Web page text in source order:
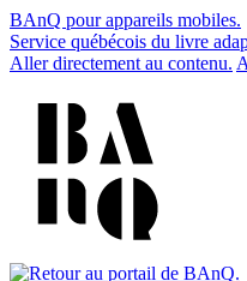
BAnQ pour appareils mobiles.
Service québécois du livre
Aller directement au contenu.